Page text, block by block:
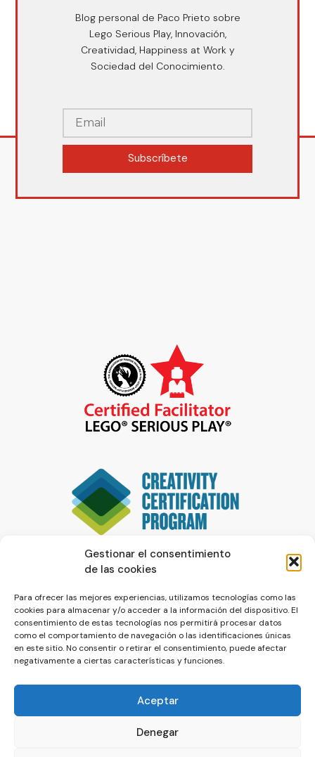
Gestionar el consentimiento
de las cookies
Para ofrecer las mejores experiencias, utilizamos tecnologías como las
cookies para almacenar y/o acceder a la información del dispositivo. El
consentimiento de estas tecnologías nos permitirá procesar datos
como el comportamiento de navegación o las identificaciones únicas
en este sitio. No consentir o retirar el consentimiento, puede afectar
negativamente a ciertas características y funciones.
Aceptar
Denegar
Blog personal de Paco Prieto sobre
Lego Serious Play, Innovación,
Creatividad, Happiness at Work y
Sociedad del Conocimiento.
Subscríbete